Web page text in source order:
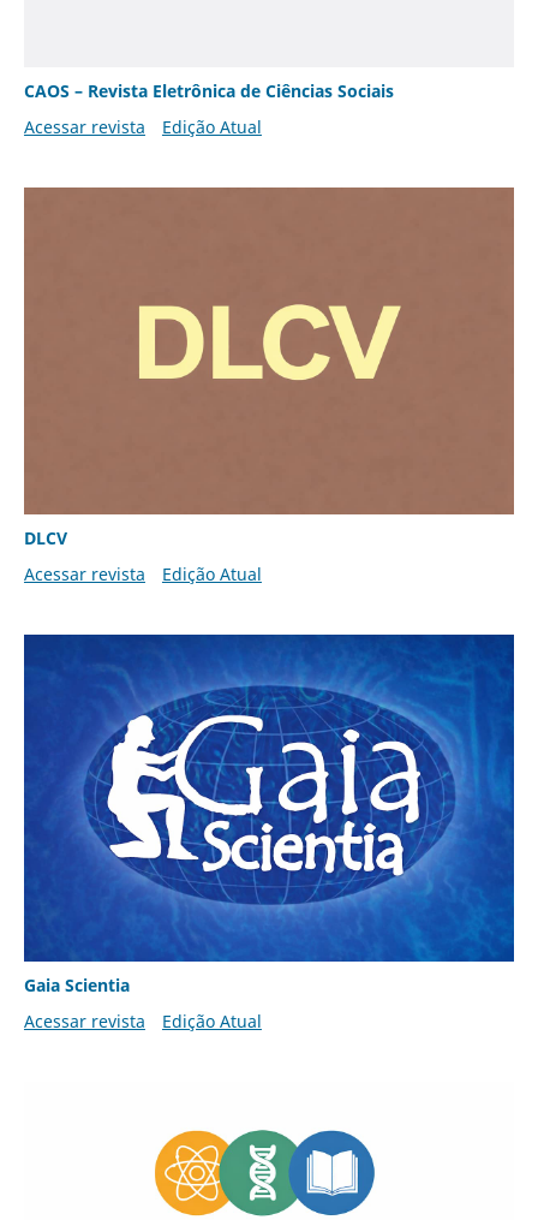
CAOS – Revista Eletrônica de Ciências Sociais
Acessar revista
Edição Atual
DLCV
Acessar revista
Edição Atual
Gaia Scientia
Acessar revista
Edição Atual